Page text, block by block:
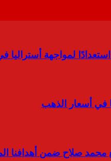
أستراليا في دور الـ32 بكأس
صلاح ضمن أهدافنا